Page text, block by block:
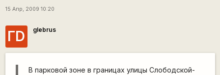
15 Апр, 2009 10:20
ГD glebrus
В парковой зоне в границах улицы Слободской-